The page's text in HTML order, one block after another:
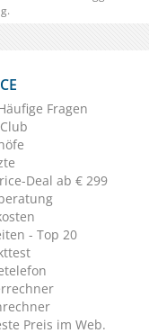
Fragen
Deal ab € 299
- Top 20
Preis im Web.